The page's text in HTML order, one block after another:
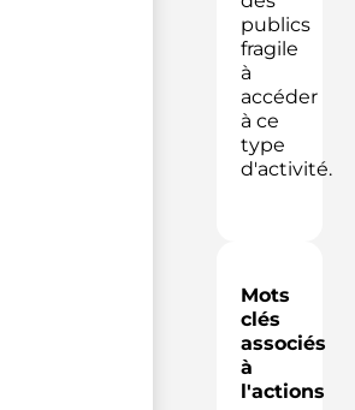
publics
fragile
à
accéder
à ce
type
d'activité.
Mots
clés
associés
à
l'actions